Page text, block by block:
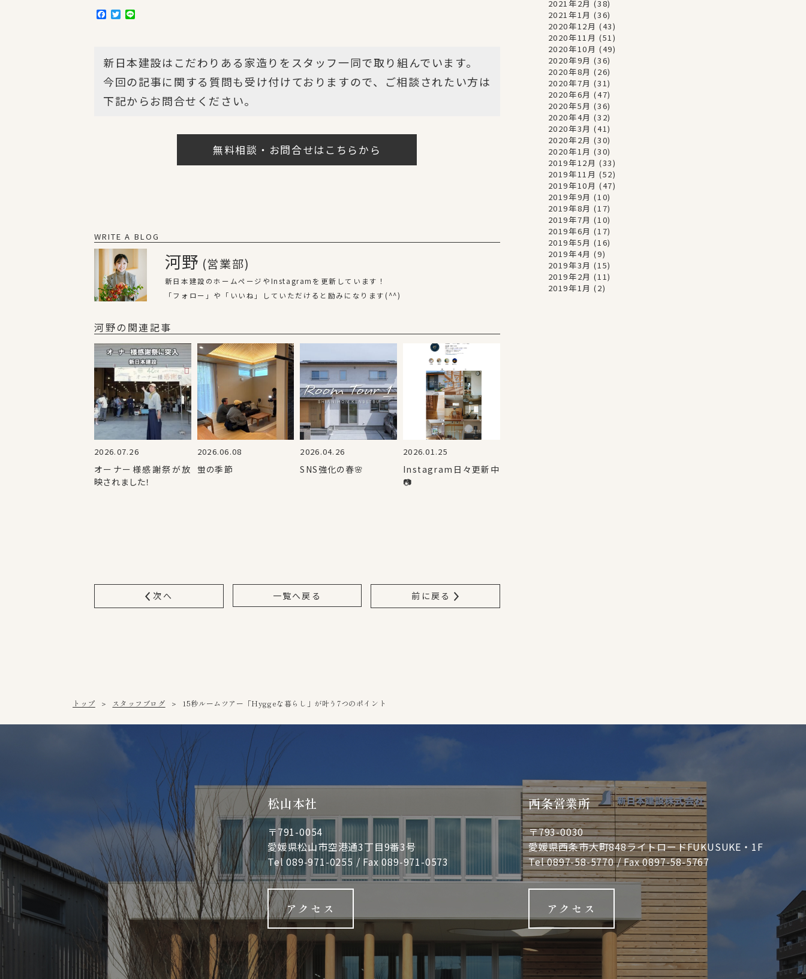
F
a
o
o
k
T
w
e
r
新日本建設はこだわりある家造りをスタッフ一同で取り組んでいます。
今回の記事に関する質問も受け付けておりますので、ご相談されたい方は
下記からお問合せください。
無料相談・お問合せはこちらから
WRITE A BLOG
河野 (営業部)
新日本建設のホームページやInstagramを更新しています！
「フォロー」や「いいね」していただけると励みになります(^^)
河野の関連記事
2026.07.26
オーナー様感謝祭が放
映されました！
2026.06.08
蛍の季節
2026.04.26
SNS強化の春🌸
2026.01.25
Instagram日々更新中
📷
次へ 一覧へ戻る 前に戻る
2021年2月 (38)
2021年1月 (36)
2020年12月 (43)
2020年11月 (51)
2020年10月 (49)
2020年9月 (36)
2020年8月 (26)
2020年7月 (31)
2020年6月 (47)
2020年5月 (36)
2020年4月 (32)
2020年3月 (41)
2020年2月 (30)
2020年1月 (30)
2019年12月 (33)
2019年11月 (52)
2019年10月 (47)
2019年9月 (10)
2019年8月 (17)
2019年7月 (10)
2019年6月 (17)
2019年5月 (16)
2019年4月 (9)
2019年3月 (15)
2019年2月 (11)
2019年1月 (2)
トップ スタッフブログ 15秒ルームツアー「Hyggeな暮らし」が叶う7つのポイント
松山本社
〒791-0054
愛媛県松山市空港通3丁目9番3号
Tel089-971-0255 / Fax 089-971-0573
アクセス
西条営業所
〒793-0030
愛媛県西条市大町848ライトロードFUKUSUKE・1F
Tel0897-58-5770/ Fax 0897-58-5767
アクセス